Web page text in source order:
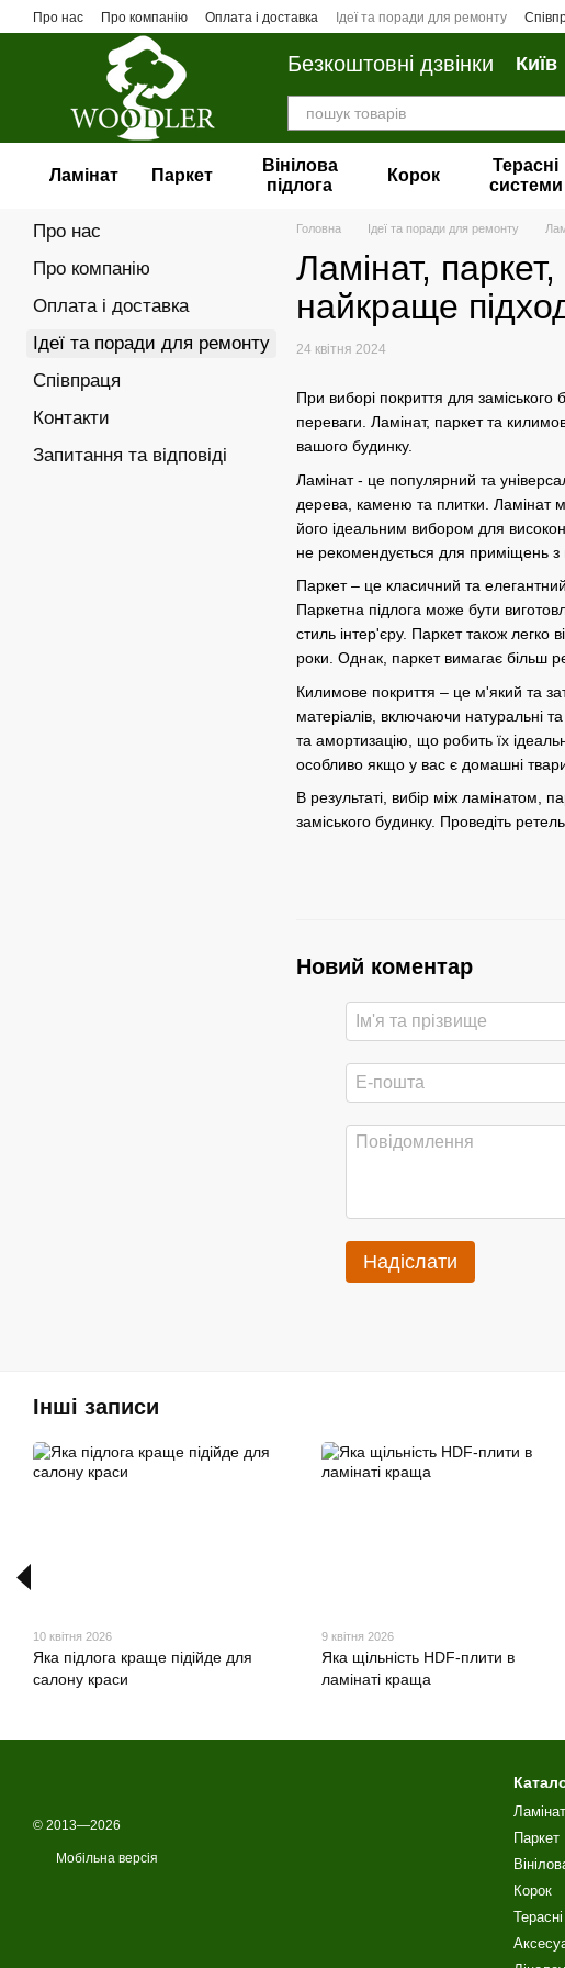
Перейти до основного контенту
Про нас Про компанію Оплата і доставка Ідеї та поради для ремонту
Безкоштовні дзвінки Київ
Ламінат Паркет
Вінілова
пiдлога
Корок
Терасні
системи
Головна Ідеї та поради для ремонту
Ламінат,
найкраще
24 квітня 2024
При виборі покриття для
переваги. Ламінат, паркет та
вашого будинку.
Ламінат - це популярний та
дерева, каменю та плитки. Ламінат
його ідеальним вибором для
не рекомендується для приміщень
Паркет – це класичний та
Паркетна підлога може бути
стиль інтер'єру. Паркет також
роки. Однак, паркет вимагає більш
Килимове покриття – це м'який та
матеріалів, включаючи натуральні
та амортизацію, що робить їх
особливо якщо у вас є домашні
В результаті, вибір між ламінатом,
заміського будинку. Проведіть
Новий коментар
Надіслати
Про нас
Про компанію
Оплата і доставка
Ідеї та поради для ремонту
Співпраця
Контакти
Запитання та відповіді
Інші записи
10 квітня 2026
Яка підлога краще підійде для
салону краси
9 квітня 2026
Яка щільність HDF-плити в
ламінаті краща
© 2013—2026
Мобільна версія
Ламінат
Паркет
Корок